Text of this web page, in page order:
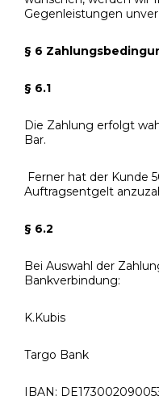
Gegenleistungen
§ 6
§ 6.1
Die Zahlung erfolgt
Bar.
Ferner hat der Kunde
Auftragsentgelt
§ 6.2
Bei Auswahl der
Bankverbindung:
K.Kubis
Targo Bank
IBAN: